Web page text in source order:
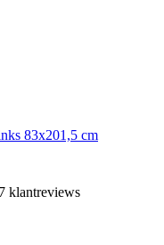
83x201,5 cm
klantreviews